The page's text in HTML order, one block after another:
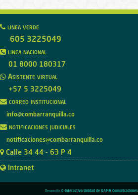
linea verde
605 3225049
linea nacional
01 8000 180317
Asistente virtual
+57 5 3225049
correo institucional
info@combarranquilla.co
notificaciones judiciales
notificaciones@combarranquilla.co
Calle 34 44 - 63 P 4
Intranet
Desarrollo G-Interactivo Unidad de GAMA Comunicaciones